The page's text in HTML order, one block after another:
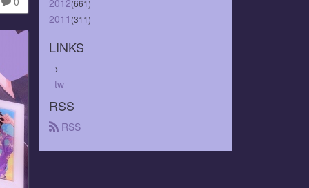
2012(661)
2011 (311)
LINKS
→
tw
RSS
RSS